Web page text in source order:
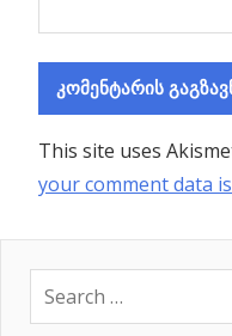
This site uses
your comment data